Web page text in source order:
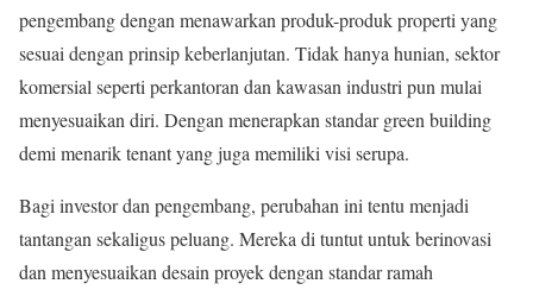
pengembang dengan menawarkan produk-produk properti yang
sesuai dengan prinsip keberlanjutan. Tidak hanya hunian, sektor
komersial seperti perkantoran dan kawasan industri pun mulai
menyesuaikan diri. Dengan menerapkan standar green building
demi menarik tenant yang juga memiliki visi serupa.
Bagi investor dan pengembang, perubahan ini tentu menjadi
tantangan sekaligus peluang. Mereka di tuntut untuk berinovasi
dan menyesuaikan desain proyek dengan standar ramah